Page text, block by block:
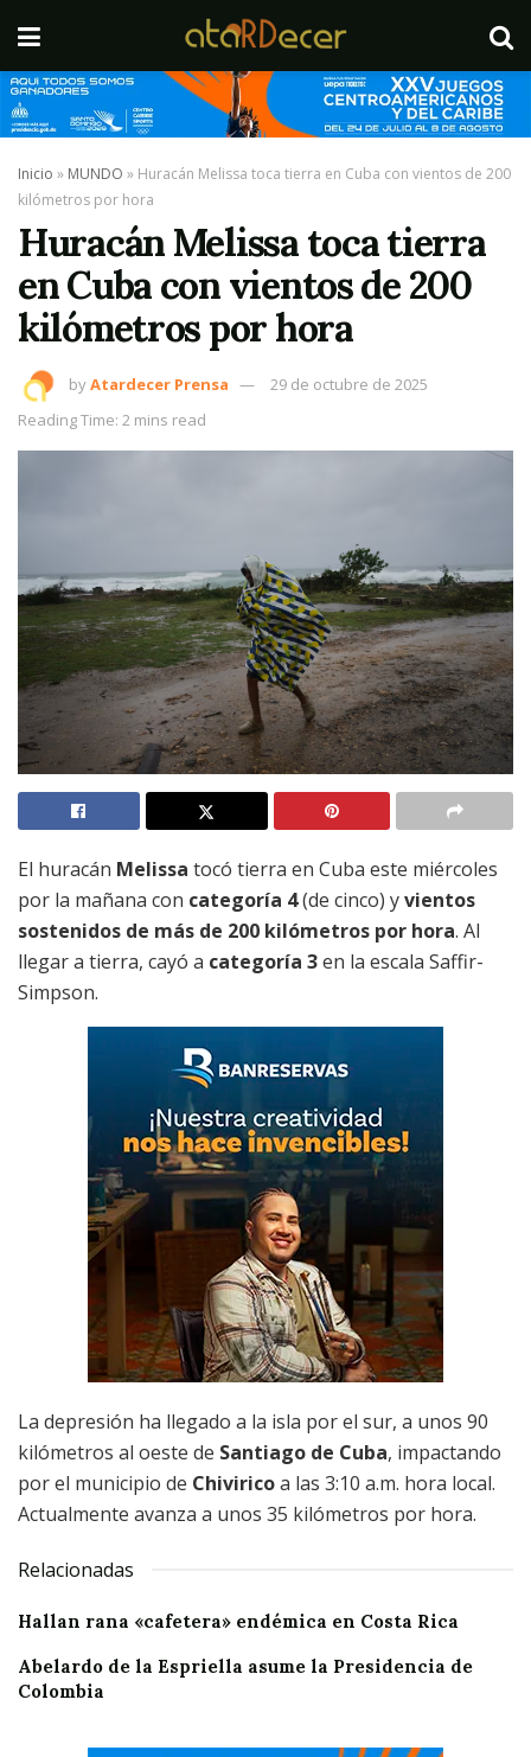
Inicio » MUNDO » Huracán Melissa toca tierra en Cuba con vientos de 200
kilómetros por hora
Huracán Melissa toca tierra
en Cuba con vientos de 200
kilómetros por hora
byAtardecer Prensa
29 de octubre de 2025
Reading Time: 2 mins read
El huracán Melissa tocó tierra en Cuba este miércoles
por la mañana con categoría 4(de cinco) yvientos
sostenidos de más de 200 kilómetros por hora. Al
llegar a tierra, cayó a categoría 3en la escala Saffir-
Simpson.
La depresión ha llegado a la isla por el sur, a unos 90
kilómetros al oeste de Santiago de Cuba, impactando
por el municipio de Chiviricoa las 3:10 a.m. hora local.
Actualmente avanza a unos 35 kilómetros por hora.
Relacionadas
Hallan rana «cafetera» endémica en Costa Rica
Abelardo de la Espriella asume la Presidencia de
Colombia